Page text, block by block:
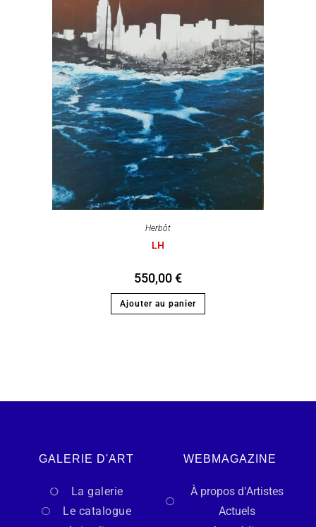
Herbôt
LH
550,00€
Ajouter au panier
GALERIE D'ART
La galerie
Le catalogue
WEBMAGAZINE
À propos d'Artistes
Actuels